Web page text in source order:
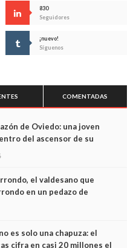
830
Seguidores
¡nuevo!
Síguenos
COMENTADAS
de Oviedo: una joven
del ascensor de su
captan sus últimos minutos
el valdesano que
en un pedazo de
no es solo una chapuza: el
cifra en casi 20 millones el